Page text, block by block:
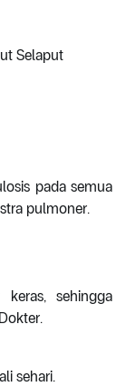
Selaput
pada semua
pulmoner.
sehingga
sehari.